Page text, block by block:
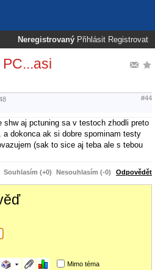
Neregistrovaný Přihlásit Registrovat
#44
shw aj pctuning sa v testoch zhodli preto
dokonca ak si dobre spominam testy
(sak to sice aj teba ale s tebou
Souhlasím (+0) Nesouhlasím (-0) Odpovědět
Mimo téma